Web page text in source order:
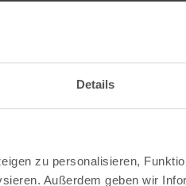
Details
zu personalisieren,
Außerdem geben wir